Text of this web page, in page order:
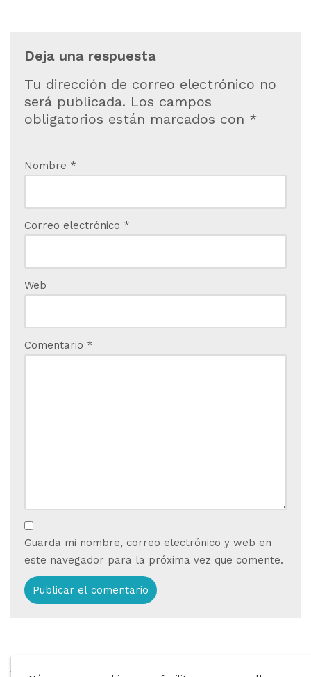
Deja una respuesta
Tu dirección de correo electrónico no
será publicada. Los campos
obligatorios están marcados con *
Nombre *
Correo electrónico *
Web
Comentario *
Guarda mi nombre, correo electrónico y web en
este navegador para la próxima vez que comente.
ANTERIOR